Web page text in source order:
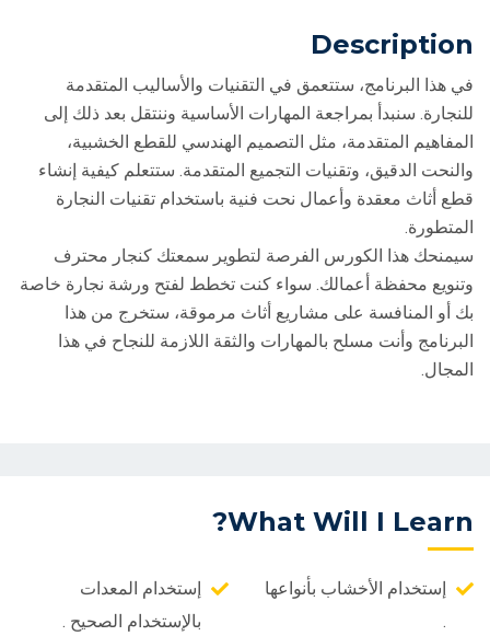
Description
في هذا البرنامج، ستتعمق في التقنيات والأساليب المتقدمة
للنجارة. سنبدأ بمراجعة المهارات الأساسية وننتقل بعد ذلك إلى
المفاهيم المتقدمة، مثل التصميم الهندسي للقطع الخشبية،
والنحت الدقيق، وتقنيات التجميع المتقدمة. ستتعلم كيفية إنشاء
قطع أثاث معقدة وأعمال نحت فنية باستخدام تقنيات النجارة
المتطورة.
سيمنحك هذا الكورس الفرصة لتطوير سمعتك كنجار محترف
وتنويع محفظة أعمالك. سواء كنت تخطط لفتح ورشة نجارة خاصة
بك أو المنافسة على مشاريع أثاث مرموقة، ستخرج من هذا
البرنامج وأنت مسلح بالمهارات والثقة اللازمة للنجاح في هذا
المجال.
What Will I Learn?
إستخدام الأخشاب بأنواعها
.
إستخدام المعدات
بالإستخدام الصحيح .